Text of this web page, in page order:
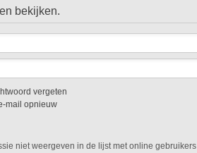
bekijken.
vergeten
mail opnieuw
niet weergeven in de lijst met online gebruikers